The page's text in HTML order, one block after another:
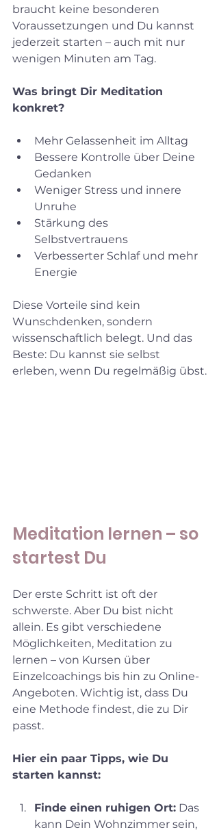
braucht keine besonderen
Voraussetzungen und Du kannst
jederzeit starten – auch mit nur
wenigen Minuten am Tag.
Was bringt Dir Meditation
konkret?
Mehr Gelassenheit im Alltag
Bessere Kontrolle über Deine
Gedanken
Weniger Stress und innere
Unruhe
Stärkung des
Selbstvertrauens
Verbesserter Schlaf und mehr
Energie
Diese Vorteile sind kein
Wunschdenken, sondern
wissenschaftlich belegt. Und das
Beste: Du kannst sie selbst
erleben, wenn Du regelmäßig übst.
Meditation lernen – so
startest Du
Der erste Schritt ist oft der
schwerste. Aber Du bist nicht
allein. Es gibt verschiedene
Möglichkeiten, Meditation zu
lernen – von Kursen über
Einzelcoachings bis hin zu Online-
Angeboten. Wichtig ist, dass Du
eine Methode findest, die zu Dir
passt.
Hier ein paar Tipps, wie Du
starten kannst:
Finde einen ruhigen Ort: Das
kann Dein Wohnzimmer sein,